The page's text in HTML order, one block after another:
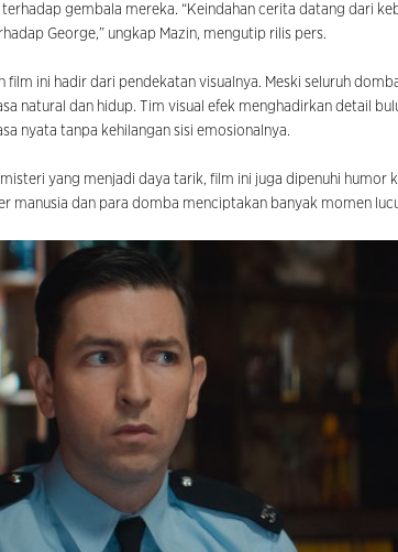
gembala mereka. “Keindahan cerita datang dari
George,” ungkap Mazin, mengutip rilis pers.
film ini hadir dari pendekatan visualnya. Meski seluruh
natural dan hidup. Tim visual efek menghadirkan detail
nyata tanpa kehilangan sisi emosionalnya.
yang menjadi daya tarik, film ini juga dipenuhi humor
manusia dan para domba menciptakan banyak momen